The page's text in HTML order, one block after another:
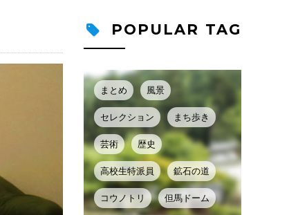
POPULAR TAG
まとめ 風景
セレクション まち歩き
芸術 歴史
高校生特派員 鉱石の道
コウノトリ 但馬ドーム